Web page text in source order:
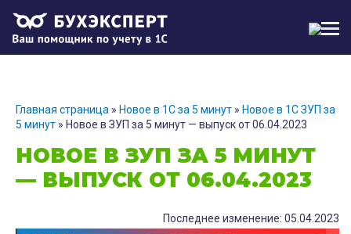
Главная страница » Новое в 1С за 5 минут » Новое в 1С ЗУП за
5 минут » Новое в ЗУП за 5 минут — выпуск от 06.04.2023
НОВОЕ В ЗУП ЗА 5 МИНУТ
— ВЫПУСК ОТ 06.04.2023
Последнее изменение: 05.04.2023